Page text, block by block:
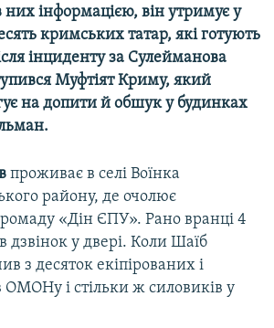
інформацією, він утримує у
кримських татар, які готують
інциденту за Сулейманова
Муфтіят Криму, який
на допити й обшук у будинках
проживає в селі Воїнка
району, де очолює
«Дін ЄПУ». Рано вранці 4
дзвінок у двері. Коли Шаїб
з десяток екіпірованих і
ОМОНу і стільки ж силовиків у